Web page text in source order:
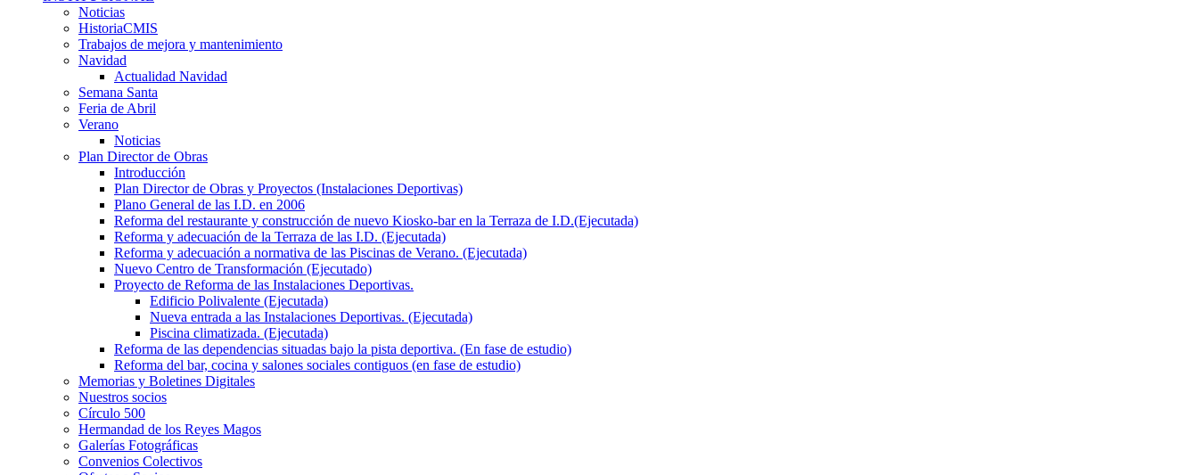
Noticias
HistoriaCMIS
Trabajos de mejora y mantenimiento
Navidad
Actualidad Navidad
Semana Santa
Feria de Abril
Verano
Noticias
Plan Director de Obras
Introducción
Plan Director de Obras y Proyectos (Instalaciones Deportivas)
Plano General de las I.D. en 2006
Reforma del restaurante y construcción de nuevo Kiosko-bar en la Terraza de I.D.(Ejecutada)
Reforma y adecuación de la Terraza de las I.D. (Ejecutada)
Reforma y adecuación a normativa de las Piscinas de Verano. (Ejecutada)
Nuevo Centro de Transformación (Ejecutado)
Proyecto de Reforma de las Instalaciones Deportivas.
Edificio Polivalente (Ejecutada)
Nueva entrada a las Instalaciones Deportivas. (Ejecutada)
Piscina climatizada. (Ejecutada)
Reforma de las dependencias situadas bajo la pista deportiva. (En fase de estudio)
Reforma del bar, cocina y salones sociales contiguos (en fase de estudio)
Memorias y Boletines Digitales
Nuestros socios
Círculo 500
Hermandad de los Reyes Magos
Galerías Fotográficas
Convenios Colectivos